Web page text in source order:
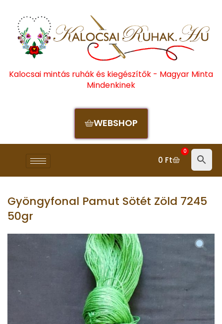
Kalocsai mintás ruhák és kiegészítők - Magyar Minta
Mindenkinek
WEBSHOP
0 Ft
0
Gyöngyfonal Pamut Sötét Zöld 7245
50gr